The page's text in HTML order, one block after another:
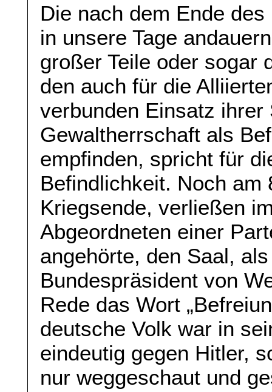
Die nach dem Ende
in unsere Tage
großer Teile oder sogar
den auch für die
verbunden Einsatz
Gewaltherrschaft als
empfinden, spricht für
Befindlichkeit. Noch am
Kriegsende, verließen
Abgeordneten einer
angehörte, den Saal,
Bundespräsident von
Rede das Wort
deutsche Volk war in
eindeutig gegen Hitler,
nur weggeschaut und